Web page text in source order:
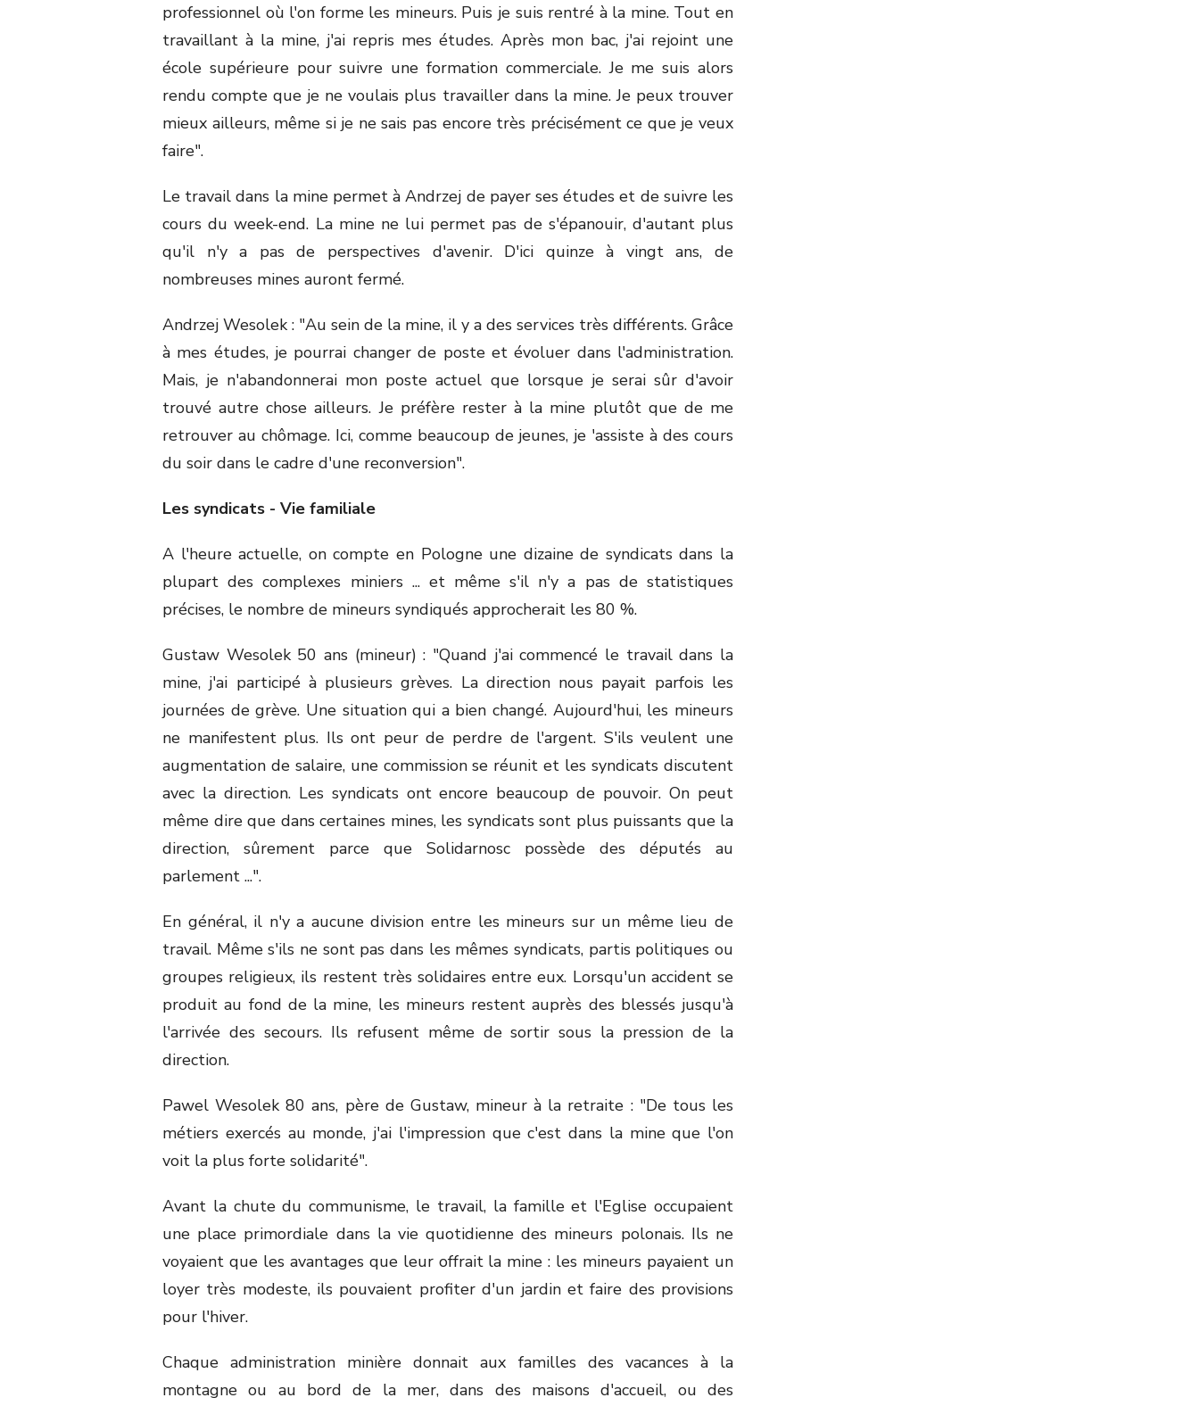
professionnel où l'on forme les mineurs. Puis je suis rentré à la mine. Tout en
travaillant à la mine, j'ai repris mes études. Après mon bac, j'ai rejoint une
école supérieure pour suivre une formation commerciale. Je me suis alors
rendu compte que je ne voulais plus travailler dans la mine. Je peux trouver
mieux ailleurs, même si je ne sais pas encore très précisément ce que je veux
faire".
Le travail dans la mine permet à Andrzej de payer ses études et de suivre les
cours du week-end. La mine ne lui permet pas de s'épanouir, d'autant plus
qu'il n'y a pas de perspectives d'avenir. D'ici quinze à vingt ans, de
nombreuses mines auront fermé.
Andrzej Wesolek : "Au sein de la mine, il y a des services très différents. Grâce
à mes études, je pourrai changer de poste et évoluer dans l'administration.
Mais, je n'abandonnerai mon poste actuel que lorsque je serai sûr d'avoir
trouvé autre chose ailleurs. Je préfère rester à la mine plutôt que de me
retrouver au chômage. Ici, comme beaucoup de jeunes, je 'assiste à des cours
du soir dans le cadre d'une reconversion".
Les syndicats - Vie familiale
A l'heure actuelle, on compte en Pologne une dizaine de syndicats dans la
plupart des complexes miniers ... et même s'il n'y a pas de statistiques
précises, le nombre de mineurs syndiqués approcherait les 80 %.
Gustaw Wesolek 50 ans (mineur) : "Quand j'ai commencé le travail dans la
mine, j'ai participé à plusieurs grèves. La direction nous payait parfois les
journées de grève. Une situation qui a bien changé. Aujourd'hui, les mineurs
ne manifestent plus. Ils ont peur de perdre de l'argent. S'ils veulent une
augmentation de salaire, une commission se réunit et les syndicats discutent
avec la direction. Les syndicats ont encore beaucoup de pouvoir. On peut
même dire que dans certaines mines, les syndicats sont plus puissants que la
direction, sûrement parce que Solidarnosc possède des députés au
parlement ...".
En général, il n'y a aucune division entre les mineurs sur un même lieu de
travail. Même s'ils ne sont pas dans les mêmes syndicats, partis politiques ou
groupes religieux, ils restent très solidaires entre eux. Lorsqu'un accident se
produit au fond de la mine, les mineurs restent auprès des blessés jusqu'à
l'arrivée des secours. Ils refusent même de sortir sous la pression de la
direction.
Pawel Wesolek 80 ans, père de Gustaw, mineur à la retraite : "De tous les
métiers exercés au monde, j'ai l'impression que c'est dans la mine que l'on
voit la plus forte solidarité".
Avant la chute du communisme, le travail, la famille et l'Eglise occupaient
une place primordiale dans la vie quotidienne des mineurs polonais. Ils ne
voyaient que les avantages que leur offrait la mine : les mineurs payaient un
loyer très modeste, ils pouvaient profiter d'un jardin et faire des provisions
pour l'hiver.
Chaque administration minière donnait aux familles des vacances à la
montagne ou au bord de la mer, dans des maisons d'accueil, ou des